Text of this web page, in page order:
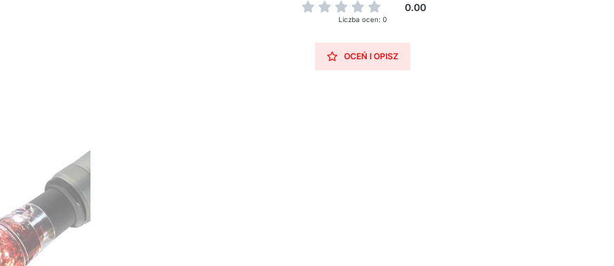
0.00
Liczba ocen: 0
OCEŃ I OPISZ